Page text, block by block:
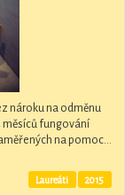
nároku na odměnu
měsíců fungování
na pomoc...
2015
Laureáti